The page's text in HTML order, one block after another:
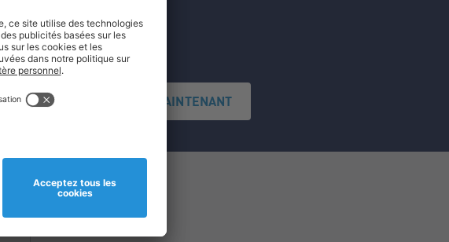
S'INSCRIRE MAINTENANT
Service
Points ALDI